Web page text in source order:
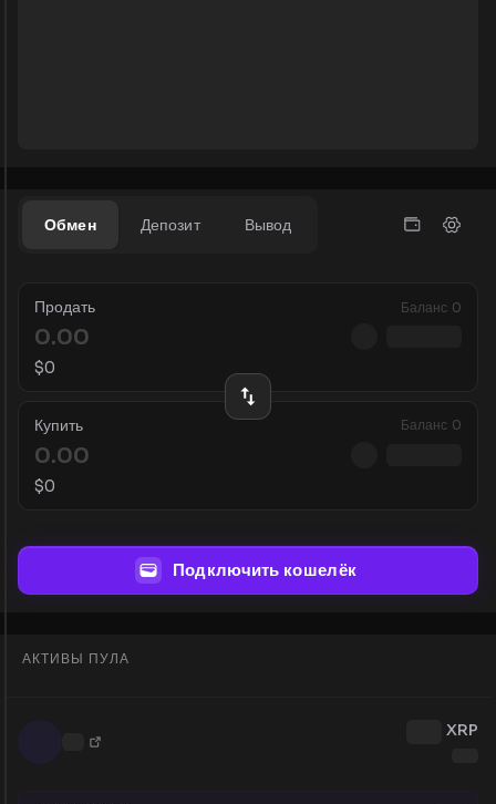
Обмен Депозит Вывод
Продать Баланс 0
$0
Купить Баланс 0
$0
Подключить кошелёк
АКТИВЫ ПУЛА
XRP